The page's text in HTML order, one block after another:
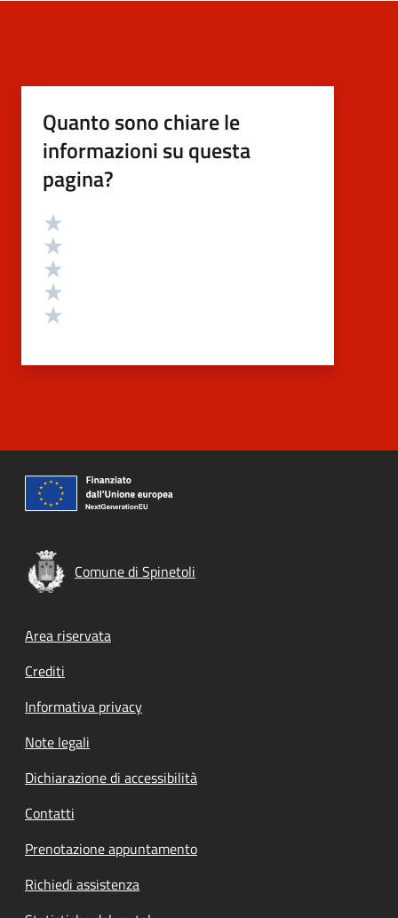
Quanto sono chiare le
informazioni su questa
pagina?
Valutazione
Comune di Spinetoli
Footer menu
Area riservata
Crediti
Informativa privacy
Note legali
Dichiarazione di accessibilità
Contatti
Prenotazione appuntamento
Richiedi assistenza